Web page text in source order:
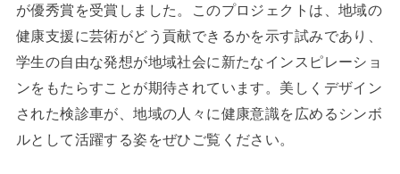
が優秀賞を受賞しました。このプロジェクトは、地域の
健康支援に芸術がどう貢献できるかを示す試みであり、
学生の自由な発想が地域社会に新たなインスピレーショ
ンをもたらすことが期待されています。美しくデザイン
された検診車が、地域の人々に健康意識を広めるシンボ
ルとして活躍する姿をぜひご覧ください。